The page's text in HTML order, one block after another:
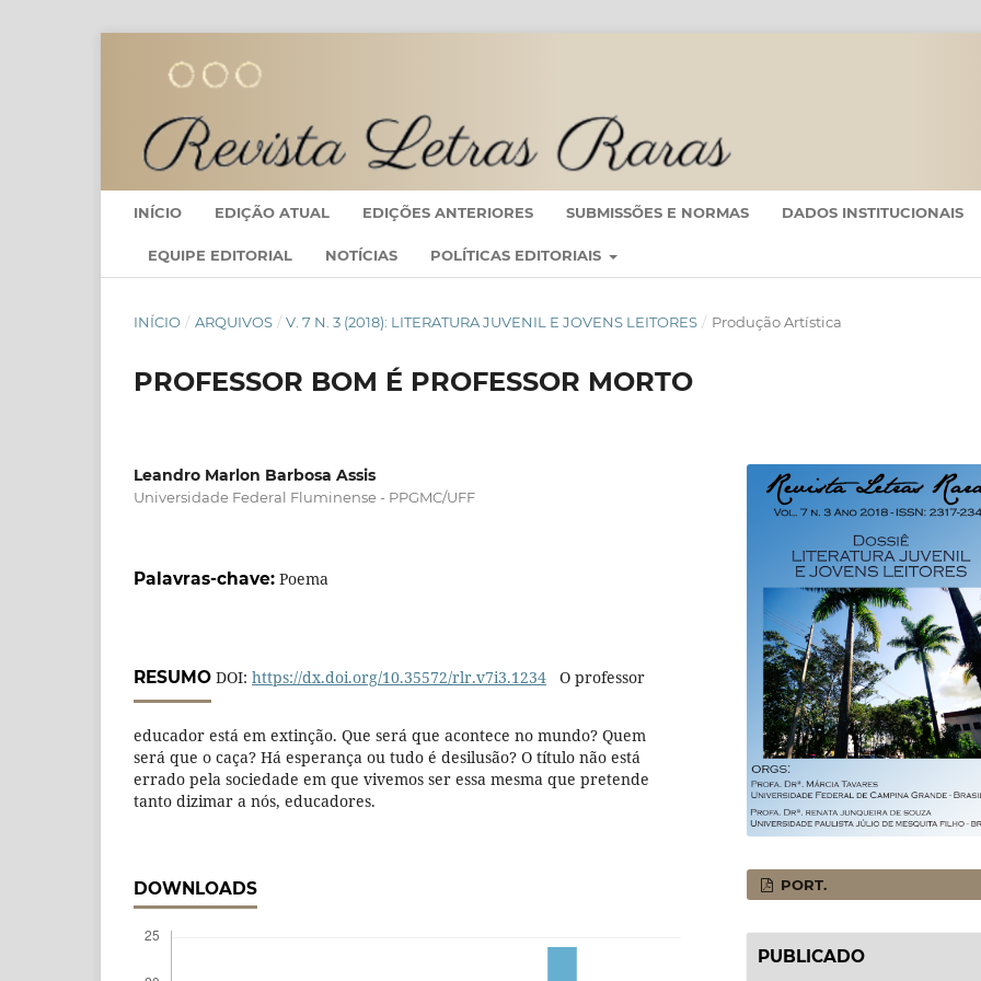
INÍCIO EDIÇÃO ATUAL EDIÇÕES ANTERIORES SUBMISSÕES E NORMAS DADOS INSTITUCIONAIS
EQUIPE EDITORIAL NOTÍCIAS POLÍTICAS EDITORIAIS
INÍCIO / ARQUIVOS / V. 7 N. 3 (2018): LITERATURA JUVENIL E JOVENS LEITORES / Produção Artística
PROFESSOR BOM É PROFESSOR MORTO
Leandro Marlon Barbosa Assis
Universidade Federal Fluminense - PPGMC/UFF
Palavras-chave: Poema
RESUMO DOI: https://dx.doi.org/10.35572/rlr.v7i3.1234 O professor
educador está em extinção. Que será que acontece no mundo? Quem
será que o caça? Há esperança ou tudo é desilusão? O título não está
errado pela sociedade em que vivemos ser essa mesma que pretende
tanto dizimar a nós, educadores.
DOWNLOADS PORT.
PUBLICADO